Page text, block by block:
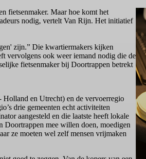
fietsenmaker. Maar hoe komt het
nodig, vertelt Van Rijn. Het initiatief
zijn.” Die kwartiermakers kijken
vervolgens ook weer iemand nodig die de
fietsenmaker bij Doortrappen betrekt
Holland en Utrecht) en de vervoerregio
drie gemeenten echt activiteiten
aangesteld en die laatste heeft lokale
Doortrappen mee willen doen, moedigen
ze moeten wel zelf mensen vrijmaken